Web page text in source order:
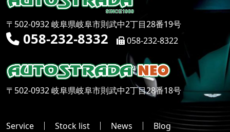
〒502-0932 岐阜県岐阜市則武中2丁目28番19号
058-232-8332 058-232-8322
〒502-0932 岐阜県岐阜市則武中2丁目28番18号
Service Stock list News
Blog